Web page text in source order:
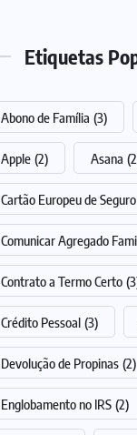
Etiquetas
Abono de Família (3)
Apple (2) Asana
Cartão Europeu de
Comunicar Agregado
Contrato a Termo Certo
Crédito Pessoal (3)
Devolução de Propinas (2)
Englobamento no IRS (2)